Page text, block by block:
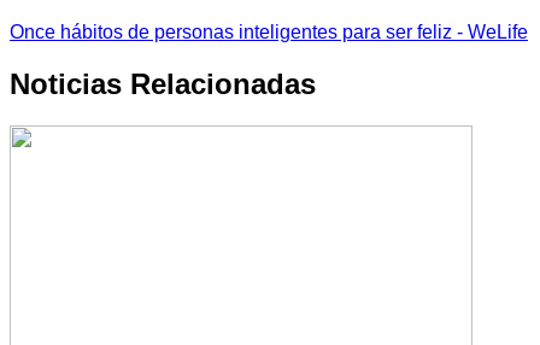
Once hábitos de personas inteligentes para ser feliz - WeLife
Noticias Relacionadas